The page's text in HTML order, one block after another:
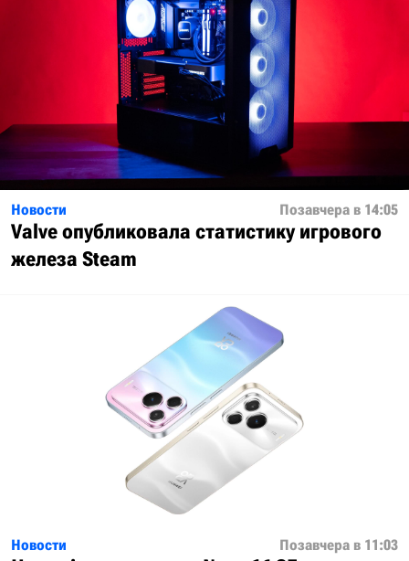
Новости Позавчера в 14:05
Valve опубликовала статистику игрового
железа Steam
Новости Позавчера в 11:03